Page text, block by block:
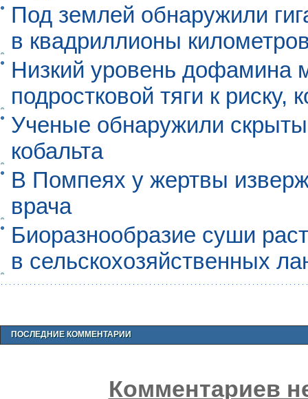
Под землей обнаружили
в квадриллионы
Низкий уровень дофамина
подростковой тяги к риску,
Ученые обнаружили
кобальта
В Помпеях у жертвы
врача
Биоразнообразие суши
в сельскохозяйственных
ПОСЛЕДНИЕ КОММЕНТАРИИ
Комментариев